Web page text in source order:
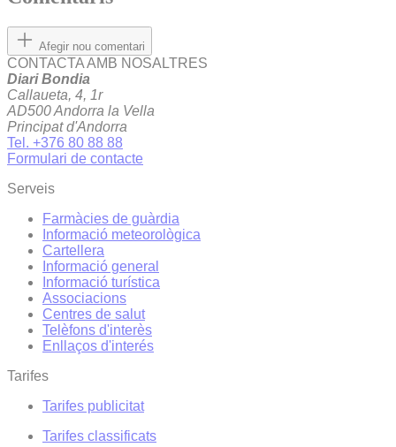
Afegir nou comentari
CONTACTA AMB NOSALTRES
Diari Bondia
Callaueta, 4, 1r
AD500 Andorra la Vella
Principat d'Andorra
Tel. +376 80 88 88
Formulari de contacte
Serveis
Farmàcies de guàrdia
Informació meteorològica
Cartellera
Informació general
Informació turística
Associacions
Centres de salut
Telèfons d'interès
Enllaços d'interés
Tarifes
Tarifes publicitat
Tarifes classificats